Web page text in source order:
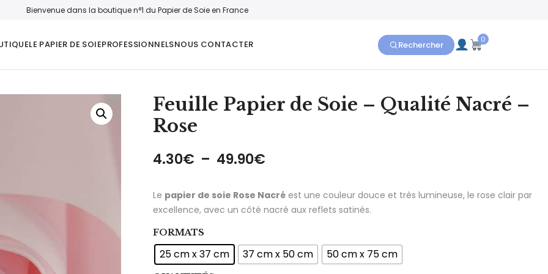
Bienvenue dans la boutique n°1 du Papier de Soie en France
LE PAPIER DE SOIEPROFESSIONNELSNOUS CONTACTER Rechercher 0
Feuille Papier de Soie – Qualité Nacré –
Rose
4.30€ – 49.90€
Le papier de soie Rose Nacré est une couleur douce et très lumineuse, le rose clair par
excellence, avec un côté nacré aux reflets satinés.
FORMATS
25 cm x 37 cm 37 cm x 50 cm 50 cm x 75 cm